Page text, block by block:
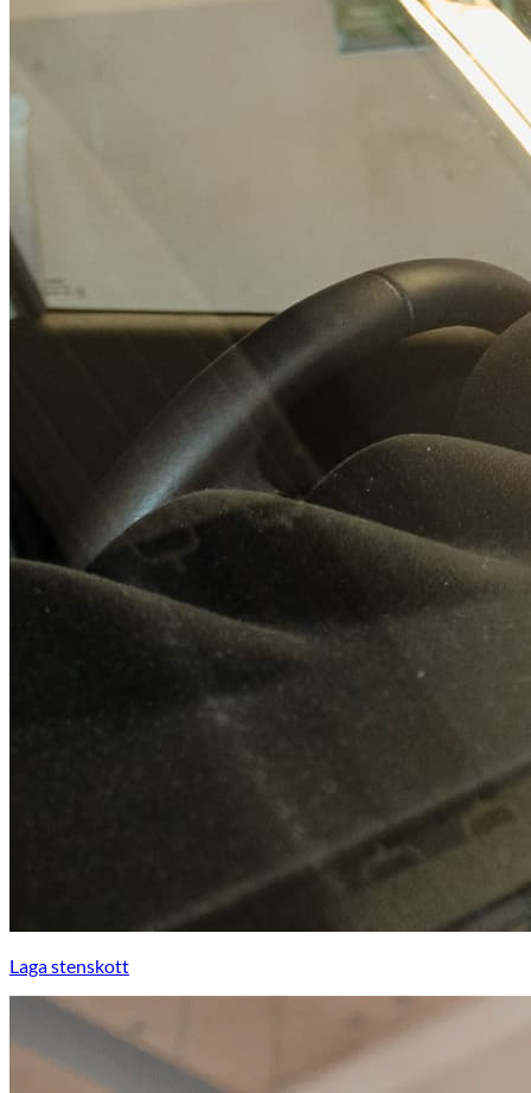
Laga stenskott